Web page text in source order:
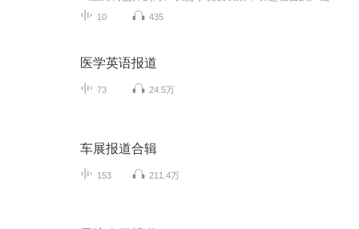
10 435
医学英语报道
73 24.5万
车展报道合辑
153 211.4万